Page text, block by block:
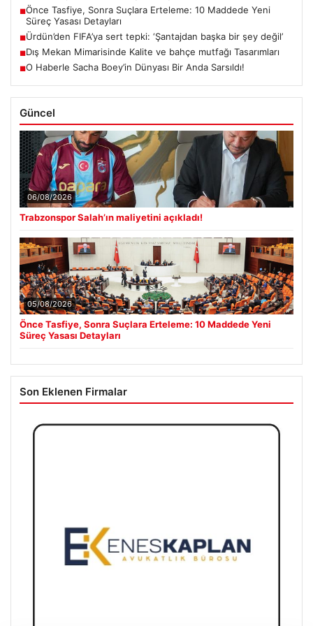
■Önce Tasfiye, Sonra Suçlara Erteleme: 10 Maddede Yeni
Süreç Yasası Detayları
■Ürdün’den FIFA’ya sert tepki: ‘Şantajdan başka bir şey değil’
■Dış Mekan Mimarisinde Kalite ve bahçe mutfağı Tasarımları
■O Haberle Sacha Boey’in Dünyası Bir Anda Sarsıldı!
Güncel
06/08/2026
Trabzonspor Salah’ın maliyetini açıkladı!
05/08/2026
Önce Tasfiye, Sonra Suçlara Erteleme: 10 Maddede Yeni
Süreç Yasası Detayları
Son Eklenen Firmalar